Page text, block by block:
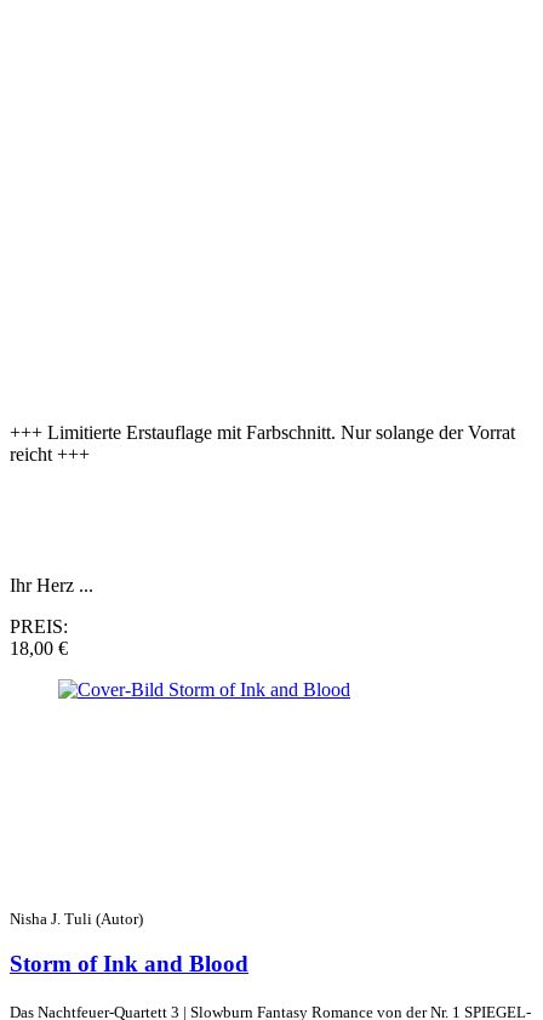
+++ Limitierte Erstauflage mit Farbschnitt. Nur solange der Vorrat
reicht +++
Ihr Herz ...
PREIS:
18,00 €
Nisha J. Tuli (Autor)
Storm of Ink and Blood
Das Nachtfeuer-Quartett 3 | Slowburn Fantasy Romance von der Nr. 1 SPIEGEL-